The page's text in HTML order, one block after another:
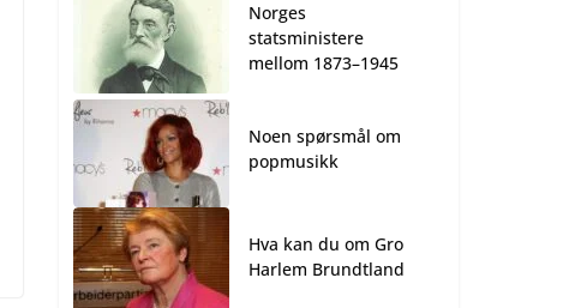
Norges
statsministere
mellom 1873–1945
Noen spørsmål om
popmusikk
Hva kan du om Gro
Harlem Brundtland